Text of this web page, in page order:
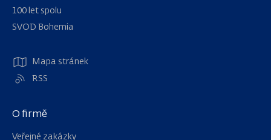
100 let spolu
SVOD Bohemia
Mapa stránek
RSS
O firmě
Veřejné zakázky